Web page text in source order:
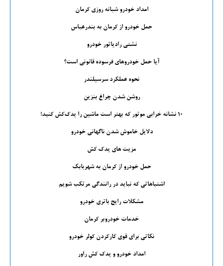
امداد خودرو شبانه روزی کرمان
حمل خودرو از کرمان به بندرعباس
نشتی رادیاتور خودرو
آیا حمل خودروهای فرسوده قانونی است؟
نحوه عملکرد سرسیلندر
روشن شدن چراغ بنزین
۱۰ نشانه خرابی موتور که بهتر است ماشین را یدک‌کش کنید!
دلایل خاموش شدن ناگهانی خودرو
مزیت های یدک کش
حمل خودرو از کرمان به شهربابک
اشتباهاتی که نباید در رانندگی مرتکب شویم
مشکلات رایج باتری خودرو
خدمات خودروبر کرمان
نکاتی برای قوی کارکردن کولر خودرو
امداد خودرو و یدک کش راور